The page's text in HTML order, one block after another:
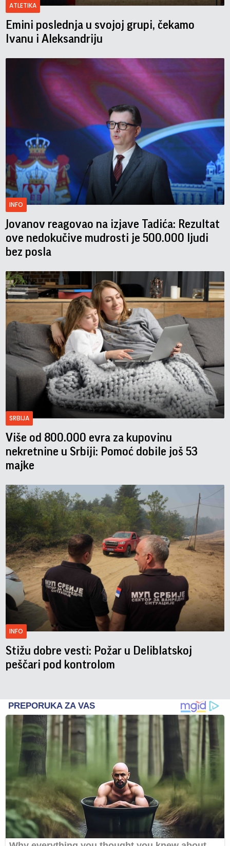
ATLETIKA
Emini poslednja u svojoj grupi, čekamo
Ivanu i Aleksandriju
INFO
Jovanov reagovao na izjave Tadića: Rezultat
ove nedokučive mudrosti je 500.000 ljudi
bez posla
SRBIJA
Više od 800.000 evra za kupovinu
nekretnine u Srbiji: Pomoć dobile još 53
majke
INFO
Stižu dobre vesti: Požar u Deliblatskoj
peščari pod kontrolom